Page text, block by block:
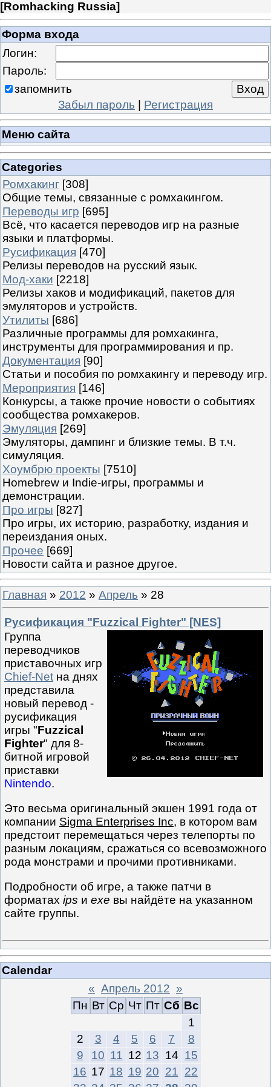
[Romhacking Russia]
Форма входа
Логин:
Пароль:
запомнить
Забыл пароль | Регистрация
Меню сайта
Categories
Ромхакинг [308]
Общие темы, связанные с ромхакингом.
Переводы игр [695]
Всё, что касается переводов игр на разные
языки и платформы.
Русификация [470]
Релизы переводов на русский язык.
Мод-хаки [2218]
Релизы хаков и модификаций, пакетов для
эмуляторов и устройств.
Утилиты [686]
Различные программы для ромхакинга,
инструменты для программирования и пр.
Документация [90]
Статьи и пособия по ромхакингу и переводу игр.
Мероприятия [146]
Конкурсы, а также прочие новости о событиях
сообщества ромхакеров.
Эмуляция [269]
Эмуляторы, дампинг и близкие темы. В т.ч.
симуляция.
Хоумбрю проекты [7510]
Homebrew и Indie-игры, программы и
демонстрации.
Про игры [827]
Про игры, их историю, разработку, издания и
переиздания оных.
Прочее [669]
Новости сайта и разное другое.
Главная » 2012 » Апрель » 28
Русификация "Fuzzical Fighter" [NES]
Группа
переводчиков
приставочных игр
Chief-Net на днях
представила
новый перевод -
русификация
игры "Fuzzical
Fighter" для 8-
битной игровой
приставки
Nintendo.
Это весьма оригинальный экшен 1991 года от
компании Sigma Enterprises Inc, в котором вам
предстоит перемещаться через телепорты по
разным локациям, сражаться со всевозможного
рода монстрами и прочими противниками.
Подробности об игре, а также патчи в
форматах ips и exe вы найдёте на указанном
сайте группы.
Calendar
« Апрель 2012 »
Пн Вт Ср Чт Пт Сб Вс
1
2
3 4 5 6 7
8
9
10 11 12 13 14 15
16 17 18 19 20 21 22